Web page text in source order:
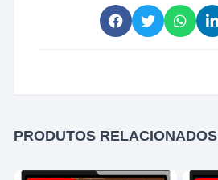
PRODUTOS RELACIONADOS